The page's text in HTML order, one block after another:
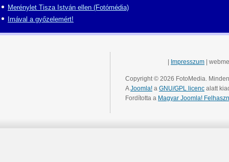
Merénylet Tisza István ellen (Fotómédia)
Imával a győzelemért!
Impresszum |
Copyright © 2026 FotoMedia.
AJoomla! a GNU/GPL licenc alatt
Fordította a Magyar Joomla!